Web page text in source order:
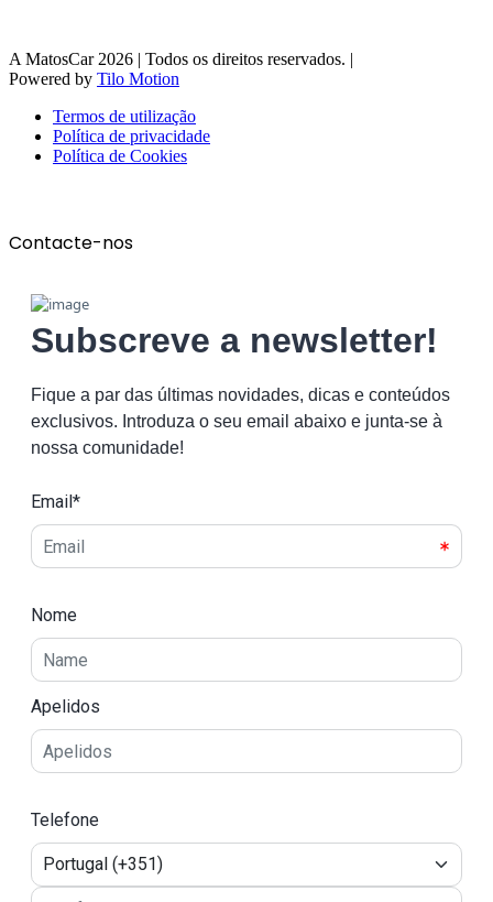
A MatosCar 2026 | Todos os direitos reservados. |
Powered by Tilo Motion
Termos de utilização
Política de privacidade
Política de Cookies
Contacte-nos